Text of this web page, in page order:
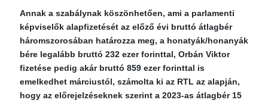
Annak a szabálynak köszönhetően, ami a parlamenti
képviselők alapfizetését az előző évi bruttó átlagbér
háromszorosában határozza meg, a honatyák/honanyák
bére legalább bruttó 232 ezer forinttal, Orbán Viktor
fizetése pedig akár bruttó 859 ezer forinttal is
emelkedhet márciustól, számolta ki az RTL az alapján,
hogy az előrejelzéseknek szerint a 2023-as átlagbér 15